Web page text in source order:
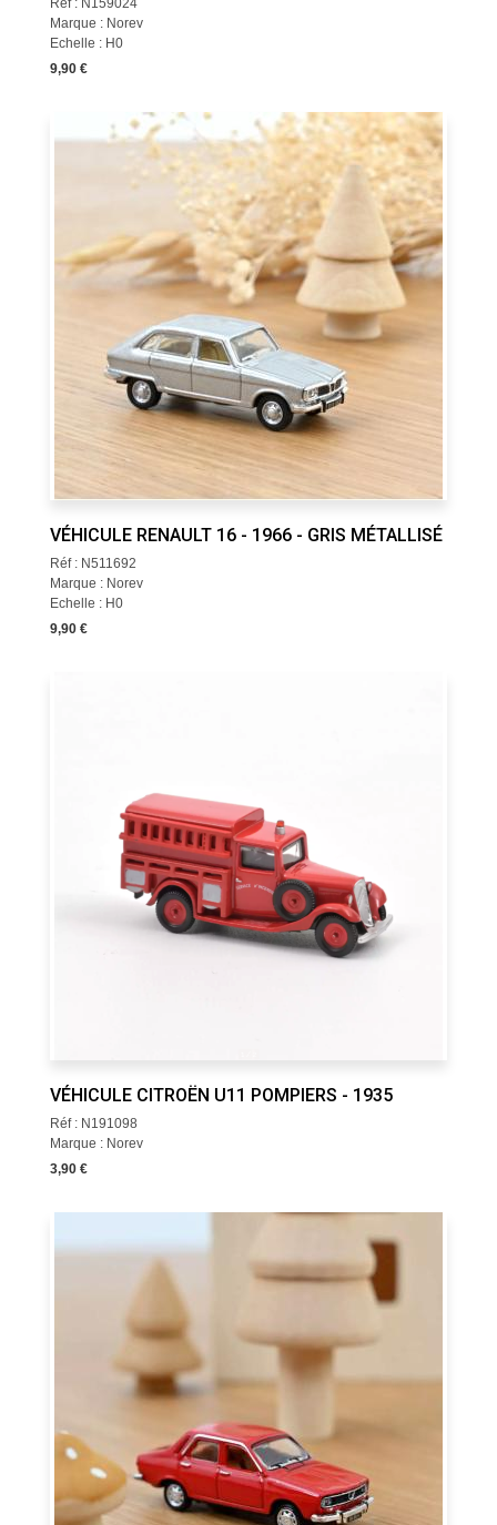
Réf : N159024
Marque : Norev
Echelle : H0
9,90 €
VÉHICULE RENAULT 16 - 1966 - GRIS MÉTALLISÉ
Réf : N511692
Marque : Norev
Echelle : H0
9,90 €
VÉHICULE CITROËN U11 POMPIERS - 1935
Réf : N191098
Marque : Norev
3,90 €